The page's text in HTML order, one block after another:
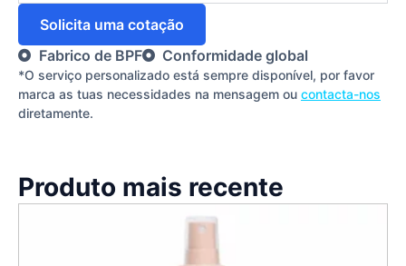
Solicita uma cotação
Fabrico de BPF
Conformidade global
*O serviço personalizado está sempre disponível, por favor
marca as tuas necessidades na mensagem ou contacta-nos
diretamente.
Produto mais recente